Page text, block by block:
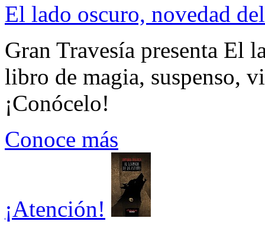
El lado oscuro, novedad
Gran Travesía presenta El
libro de magia, suspenso,
¡Conócelo!
Conoce más
¡Atención!